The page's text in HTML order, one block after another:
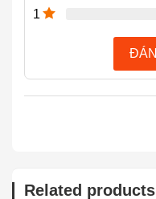
1
Related products